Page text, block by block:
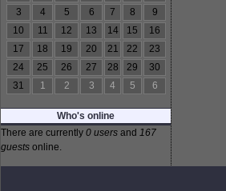
3
4 5 6 7 8
9
10
11 12 13 14 15
16
17
18 19 20 21 22
23
24
25 26 27 28 29
30
31
1 2 3 4 5 6
Who's online
There are currently 0 users and 167
guests online.